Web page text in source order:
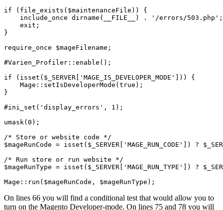
if (file_exists($maintenanceFile)) {
    include_once dirname(__FILE__) . '/errors/503.php';
    exit;
}
require_once $mageFilename;
#Varien_Profiler::enable();
if (isset($_SERVER['MAGE_IS_DEVELOPER_MODE'])) {
    Mage::setIsDeveloperMode(true);
}
#ini_set('display_errors', 1);
umask(0);
/* Store or website code */
$mageRunCode = isset($_SERVER['MAGE_RUN_CODE']) ?
/* Run store or run website */
$mageRunType = isset($_SERVER['MAGE_RUN_TYPE']) ?
Mage::run($mageRunCode, $mageRunType);
On lines 66 you will find a conditional test that would allow you to
turn on the Magento Developer-mode. On lines 75 and 78 you will